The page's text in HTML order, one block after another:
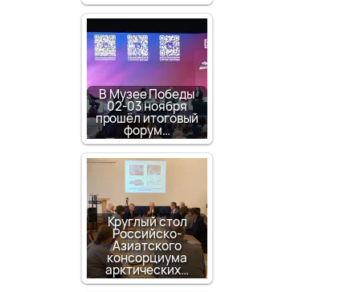
В Музее Победы
02-03 ноября
прошёл итоговый
форум…
Круглый стол
Российско-
Азиатского
консорциума
арктических…